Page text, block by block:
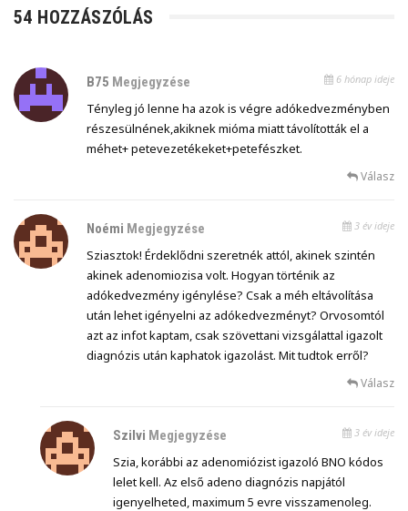
54 HOZZÁSZÓLÁS
B75 Megjegyzése 6 hónap ideje
Tényleg jó lenne ha azok is végre adókedvezményben
részesülnének,akiknek mióma miatt távolították el a
méhet+ petevezetékeket+petefészket.
Válasz
Noémi Megjegyzése 3 év ideje
Sziasztok! Érdeklődni szeretnék attól, akinek szintén
akinek adenomiozisa volt. Hogyan történik az
adókedvezmény igénylése? Csak a méh eltávolítása
után lehet igényelni az adókedvezményt? Orvosomtól
azt az infot kaptam, csak szövettani vizsgálattal igazolt
diagnózis után kaphatok igazolást. Mit tudtok erről?
Válasz
Szilvi Megjegyzése 3 év ideje
Szia, korábbi az adenomiózist igazoló BNO kódos
lelet kell. Az első adeno diagnózis napjától
igenyelheted, maximum 5 evre visszamenoleg.